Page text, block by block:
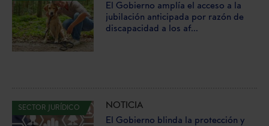
El Gobierno amplía el acceso a la
jubilación anticipada por razón de
discapacidad a los af...
SECTOR JURÍDICO
NOTICIA
El Gobierno blinda la protección y